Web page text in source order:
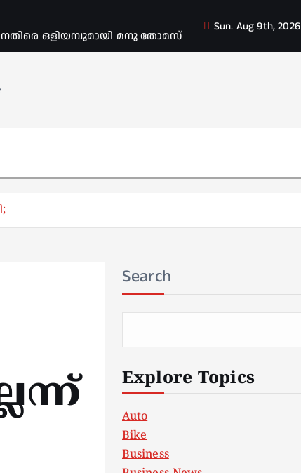
ഒളിയമ്പുമായി മനു തോമസ്
Sun. Aug 9th, 2026
Search
Explore Topics
Auto
Bike
Business